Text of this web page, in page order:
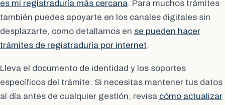
es mi registraduría más cercana. Para muchos trámites
también puedes apoyarte en los canales digitales sin
desplazarte, como detallamos en se pueden hacer
trámites de registraduría por internet.
Lleva el documento de identidad y los soportes
específicos del trámite. Si necesitas mantener tus datos
al día antes de cualquier gestión, revisa cómo actualizar